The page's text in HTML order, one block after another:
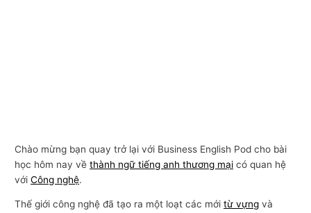
Chào mừng bạn quay trở lại với Business English Pod cho bài
học hôm nay vềthành ngữ tiếng anh thương mại có quan hệ
vớiCông nghệ.
Thế giới công nghệ đã tạo ra một loạt các mớitừ vựng và